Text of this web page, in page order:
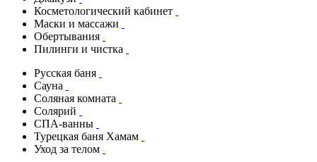
Косметологический кабинет
Маски и массажи
Обертывания
Пилинги и чистка
Русская баня
Сауна
Соляная комната
Солярий
СПА-ванны
Турецкая баня Хамам
Уход за телом